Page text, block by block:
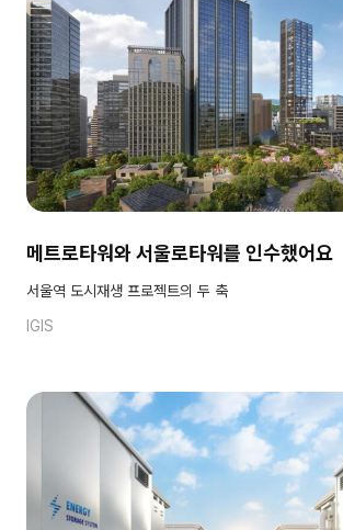
메트로타워와 서울로타워를 인수했어요
서울역 도시재생 프로젝트의 두 축
IGIS